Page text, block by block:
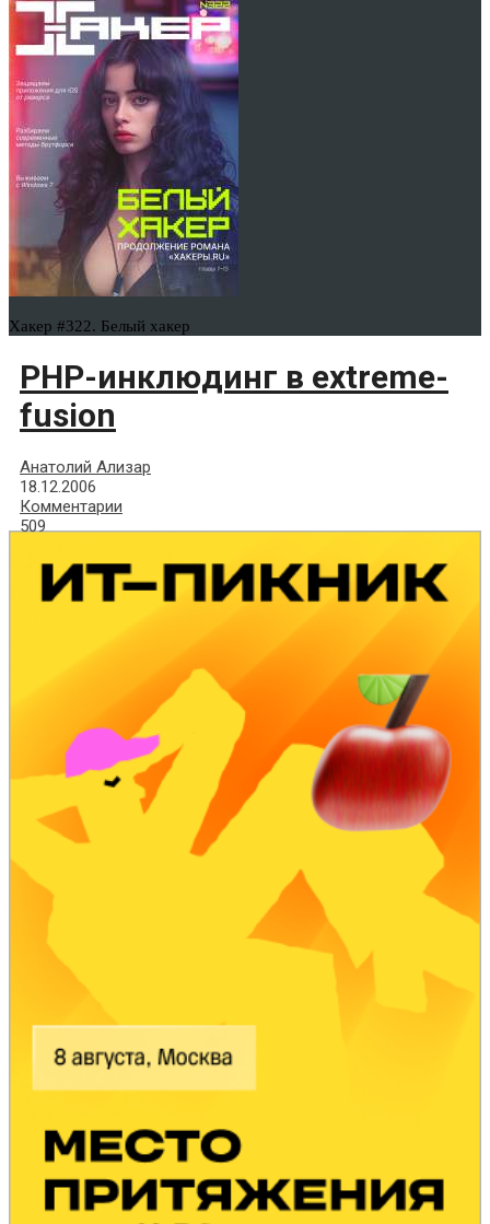
Хакер #322. Белый хакер
PHP-инклюдинг в extreme-
fusion
Анатолий Ализар
18.12.2006
Комментарии
509